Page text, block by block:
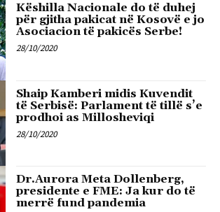
Këshilla Nacionale do të duhej
për gjitha pakicat në Kosovë e jo
Asociacion të pakicës Serbe!
28/10/2020
Shaip Kamberi midis Kuvendit
të Serbisë: Parlament të tillë s’e
prodhoi as Millosheviqi
28/10/2020
Dr.Aurora Meta Dollenberg,
presidente e FME: Ja kur do të
merrë fund pandemia